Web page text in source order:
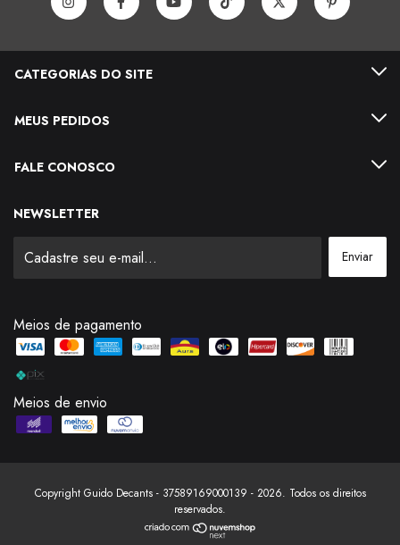
CATEGORIAS DO SITE
MEUS PEDIDOS
FALE CONOSCO
NEWSLETTER
Meios de pagamento
Meios de envio
Copyright Guido Decants - 37589169000139 - 2026. Todos os direitos
reservados.